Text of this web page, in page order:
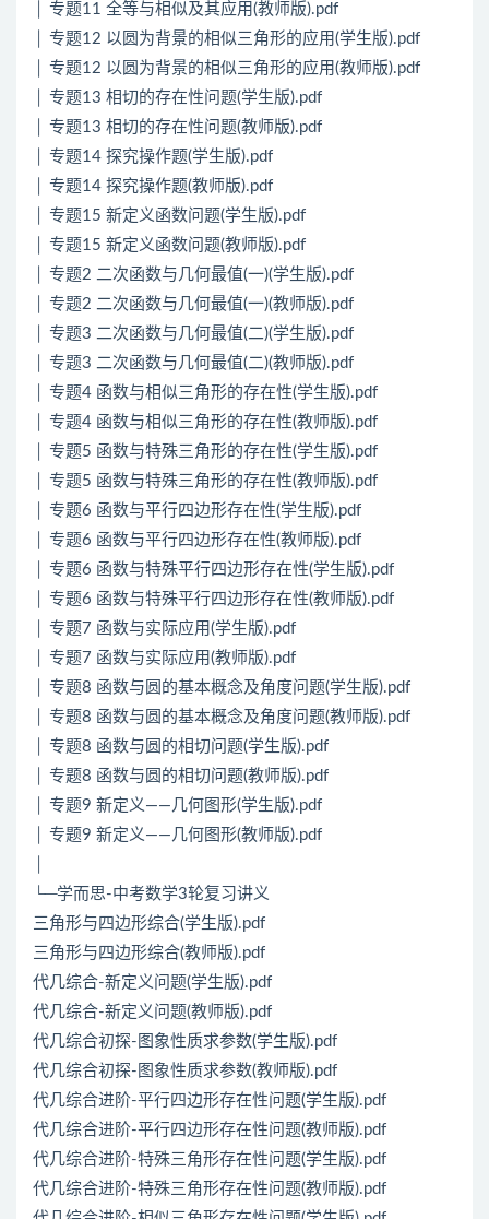
│ 专题11 全等与相似及其应用(教师版).pdf
│ 专题12 以圆为背景的相似三角形的应用(学生版).pdf
│ 专题12 以圆为背景的相似三角形的应用(教师版).pdf
│ 专题13 相切的存在性问题(学生版).pdf
│ 专题13 相切的存在性问题(教师版).pdf
│ 专题14 探究操作题(学生版).pdf
│ 专题14 探究操作题(教师版).pdf
│ 专题15 新定义函数问题(学生版).pdf
│ 专题15 新定义函数问题(教师版).pdf
│ 专题2 二次函数与几何最值(一)(学生版).pdf
│ 专题2 二次函数与几何最值(一)(教师版).pdf
│ 专题3 二次函数与几何最值(二)(学生版).pdf
│ 专题3 二次函数与几何最值(二)(教师版).pdf
│ 专题4 函数与相似三角形的存在性(学生版).pdf
│ 专题4 函数与相似三角形的存在性(教师版).pdf
│ 专题5 函数与特殊三角形的存在性(学生版).pdf
│ 专题5 函数与特殊三角形的存在性(教师版).pdf
│ 专题6 函数与平行四边形存在性(学生版).pdf
│ 专题6 函数与平行四边形存在性(教师版).pdf
│ 专题6 函数与特殊平行四边形存在性(学生版).pdf
│ 专题6 函数与特殊平行四边形存在性(教师版).pdf
│ 专题7 函数与实际应用(学生版).pdf
│ 专题7 函数与实际应用(教师版).pdf
│ 专题8 函数与圆的基本概念及角度问题(学生版).pdf
│ 专题8 函数与圆的基本概念及角度问题(教师版).pdf
│ 专题8 函数与圆的相切问题(学生版).pdf
│ 专题8 函数与圆的相切问题(教师版).pdf
│ 专题9 新定义——几何图形(学生版).pdf
│ 专题9 新定义——几何图形(教师版).pdf
└─学而思-中考数学3轮复习讲义
三角形与四边形综合(学生版).pdf
三角形与四边形综合(教师版).pdf
代几综合-新定义问题(学生版).pdf
代几综合-新定义问题(教师版).pdf
代几综合初探-图象性质求参数(学生版).pdf
代几综合初探-图象性质求参数(教师版).pdf
代几综合进阶-平行四边形存在性问题(学生版).pdf
代几综合进阶-平行四边形存在性问题(教师版).pdf
代几综合进阶-特殊三角形存在性问题(学生版).pdf
代几综合进阶-特殊三角形存在性问题(教师版).pdf